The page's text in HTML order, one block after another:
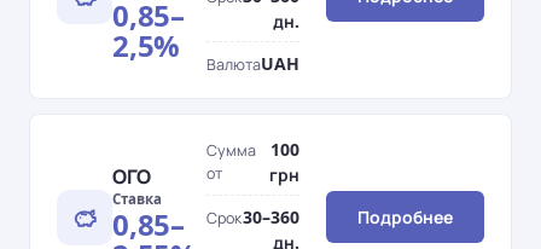
0,85–
2,5%
дн.
ВалютаUAH
ОГО
Ставка
0,85–
Сумма
от
100
грн
Срок30–360
дн.
Подробнее